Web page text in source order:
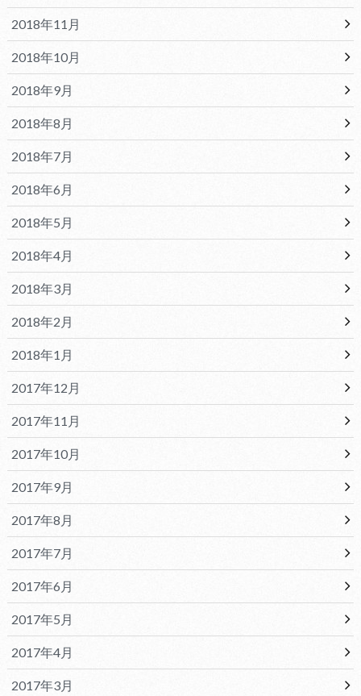
2018年11月
2018年10月
2018年9月
2018年8月
2018年7月
2018年6月
2018年5月
2018年4月
2018年3月
2018年2月
2018年1月
2017年12月
2017年11月
2017年10月
2017年9月
2017年8月
2017年7月
2017年6月
2017年5月
2017年4月
2017年3月